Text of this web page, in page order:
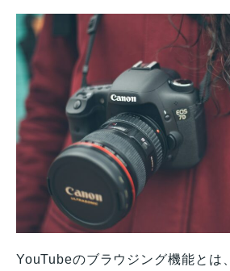
YouTubeのブラウジング機能とは